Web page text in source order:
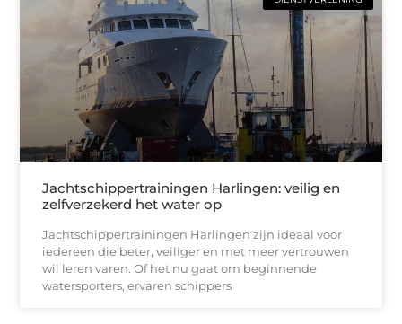
Jachtschippertrainingen Harlingen: veilig en
zelfverzekerd het water op
Jachtschippertrainingen Harlingen zijn ideaal voor
iedereen die beter, veiliger en met meer vertrouwen
wil leren varen. Of het nu gaat om beginnende
watersporters, ervaren schippers